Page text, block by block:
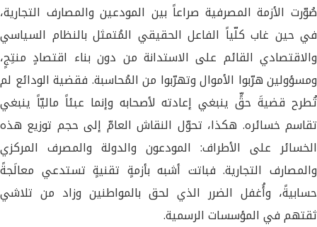
صُوّرت الأزمة المصرفية صراعاً بين المودعين والمصارف التجارية،
في حين غاب كلّياً الفاعل الحقيقي المُتمثل بالنظام السياسي
والاقتصادي القائم على الاستدانة من دون بناء اقتصادٍ منتِجٍ،
ومسؤولين هرّبوا الأموال وتهرّبوا من المُحاسبة. فقضية الودائع لم
تُطرح قضيةَ حقٍّ ينبغي إعادته لأصحابه وإنما عبئاً ماليّاً ينبغي
تقاسم خسائره. هكذا، تحوّل النقاش العامّ إلى حجم توزيع هذه
الخسائر على الأطراف: المودعون والدولة والمصرف المركزي
والمصارف التجارية. فباتت أشبه بأزمةٍ تقنيةٍ تستدعي معالَجةً
حسابيةً، وأُغفل الضرر الذي لحق بالمواطنين وزاد من تلاشي
ثقتهم في المؤسسات الرسمية.